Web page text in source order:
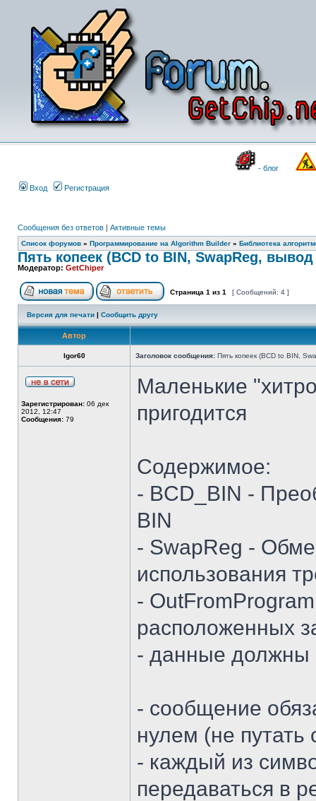
- блог
Вход Регистрация
Сообщения без ответов | Активные темы
Список форумов » Программирование на Algorithm Builder » Библиотека
Пять копеек (BCD to BIN, SwapReg,
Модератор: GetChiper
Страница 1 из 1 [ Сообщений: 4 ]
Версия для печати | Сообщить другу
Автор
Igor60 Заголовок сообщения: Пять копеек (BCD to BIN,
Зарегистрирован: 06 дек
2012, 12:47
Сообщения: 79
Маленькие
пригодится
Содержимое:
- BCD_BIN -
BIN
- SwapReg -
использования
-
расположенных
- данные должны
- сообщение
нулем (не
- каждый из
передаваться в